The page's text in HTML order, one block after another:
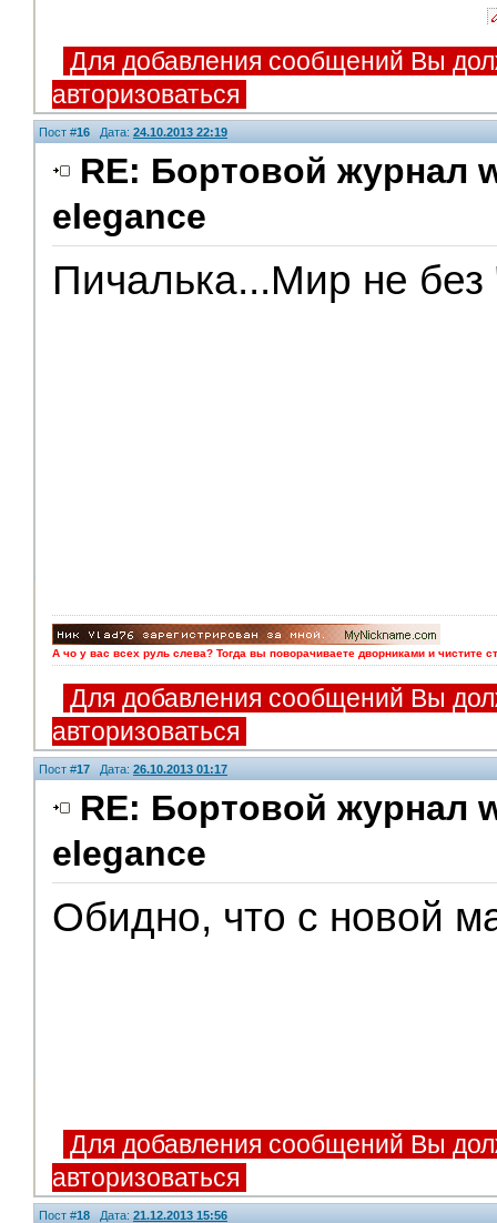
Для добавления сообщений Вы
авторизоваться
Пост #16 Дата: 24.10.2013 22:19
RE: Бортовой журнал
elegance
Пичалька...Мир не
Помощники
А чо у вас всех руль слева? Тогда вы поворачиваете дворниками и чистите
Для добавления сообщений Вы
авторизоваться
Пост #17 Дата: 26.10.2013 01:17
RE: Бортовой журнал
elegance
Обидно, что с новой
Для добавления сообщений Вы
авторизоваться
Пост #18 Дата: 21.12.2013 15:56